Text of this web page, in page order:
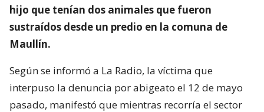
hijo que tenían dos animales que fueron
sustraídos desde un predio en la comuna de
Maullín.
Según se informó a La Radio, la víctima que
interpuso la denuncia por abigeato el 12 de mayo
pasado, manifestó que mientras recorría el sector